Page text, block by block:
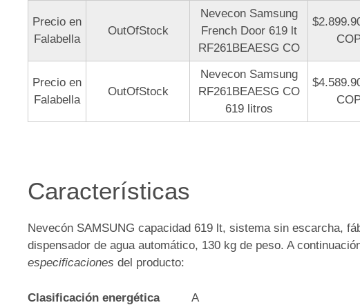
Precio en
Falabella
OutOfStock
Nevecon Samsung
French Door 619 lt
RF261BEAESG CO
Precio en
Falabella
OutOfStock
Nevecon Samsung
RF261BEAESG CO
619 litros
Características
Nevecón SAMSUNG capacidad 619 lt, sistema sin escarcha,
dispensador de agua automático, 130 kg de peso. A
especificaciones del producto:
Clasificación energética A